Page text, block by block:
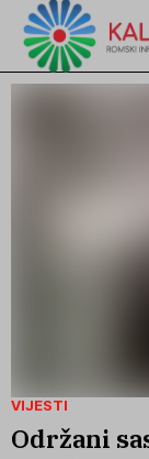
VIJESTI
Održani